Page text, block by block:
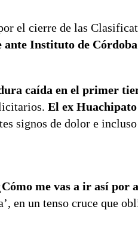
el cierre de las
ante Instituto de Córdoba
caída en el primer
El ex
signos de dolor e
me vas a ir así por
en un tenso cruce que